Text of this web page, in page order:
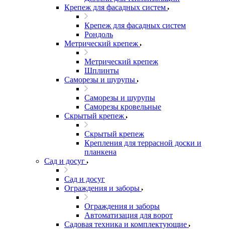
Крепеж для фасадных систем
Крепеж для фасадных систем
Рондоль
Метрический крепеж
Метрический крепеж
Шплинты
Саморезы и шурупы
Саморезы и шурупы
Саморезы кровельные
Скрытый крепеж
Скрытый крепеж
Крепления для террасной доски и
планкена
Сад и досуг
Сад и досуг
Ограждения и заборы
Ограждения и заборы
Автоматизация для ворот
Садовая техника и комплектующие